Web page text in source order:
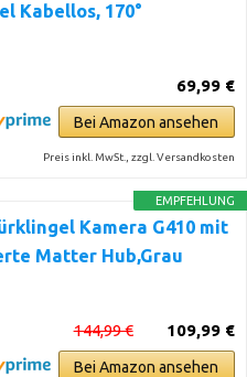
Kabellos, 170°
69,99 €
Bei Amazon ansehen
Preis inkl. MwSt., zzgl. Versandkosten
EMPFEHLUNG
Kamera G410 mit
Matter Hub,Grau
109,99 €
144,99 €
Bei Amazon ansehen